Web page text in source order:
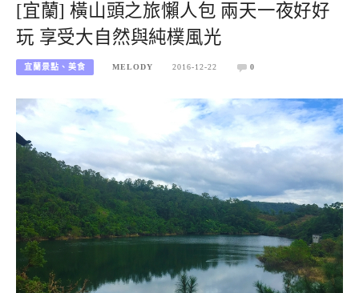
[宜蘭] 橫山頭之旅懶人包 兩天一夜好好
玩 享受大自然與純樸風光
宜蘭景點、美食 MELODY 2016-12-22 0